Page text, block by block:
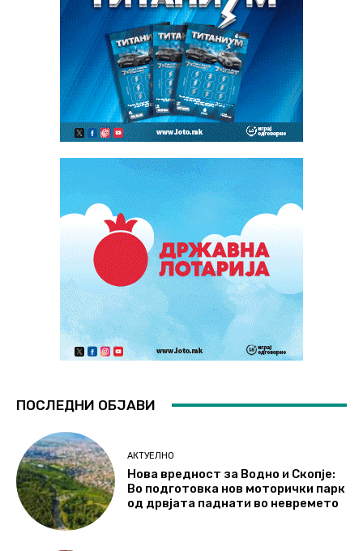
ПОСЛЕДНИ ОБЈАВИ
АКТУЕЛНО
Нова вредност за Водно и Скопје:
Во подготовка нов моторички парк
од дрвјата паднати во невремето